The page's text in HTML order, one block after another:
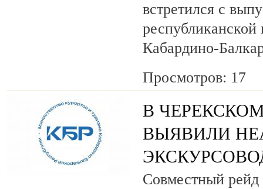
встретился с
Кабардино-
Просмотров: 17
В
ВЫЯВИЛИ
Совместный рейд